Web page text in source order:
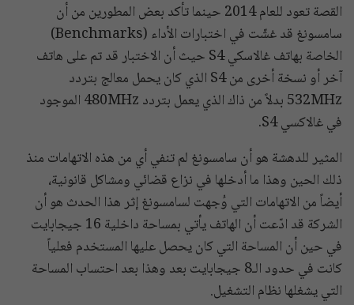
القصة تعود للعام 2014 حينما تأكد بعض المطورين من أن
سامسونغ قد غشّت في اختبارات الأداء (Benchmarks)
الخاصة بهاتف غالاسكي S4 حيث أن الاختبار قد تم على هاتف
آخر أو نسخة أخرى من S4 الذي كان يحمل معالج بتردد
532MHz بدلاً من ذاك الذي يعمل بتردد 480MHz الموجود
في غالاكسي S4.
المثير للدهشة هو أن سامسونغ لم تنفي أي من هذه الاتهامات منذ
ذلك الحين وهذا ما أدخلها في نزاع قضائي ومشاكل قانونية،
أيضاً من الاتهامات التي وُجهت لسامسونغ إثر هذا الحدث هو أن
الشركة قد ادّعت أن الهاتف يأتي بمساحة داخلية 16 جيجابايت
في حين أن المساحة التي كان يحصل عليها المستخدم فعلياً
كانت في حدود الـ8 جيجابايت بعد وهذا بعد احتساب المساحة
التي يشغلها نظام التشغيل.